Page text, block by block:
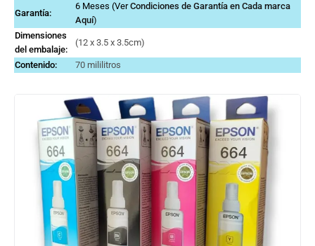
Garantía:
6 Meses (Ver Condiciones de Garantía en Cada marca
Aquí)
Dimensiones
del embalaje:
‎(‎12 x 3.5 x 3.5cm)
Contenido: 70 mililitros